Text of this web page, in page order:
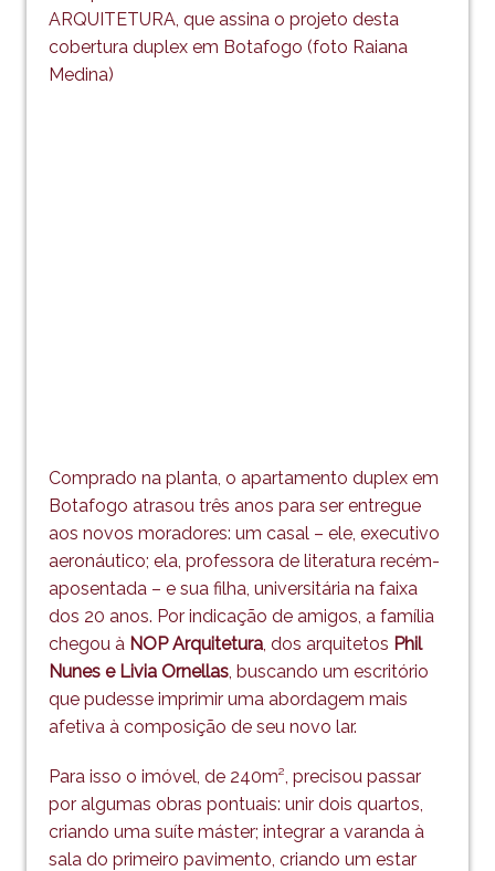
ARQUITETURA, que assina o projeto desta
cobertura duplex em Botafogo (foto Raiana
Medina)
Comprado na planta, o apartamento duplex em
Botafogo atrasou três anos para ser entregue
aos novos moradores: um casal – ele, executivo
aeronáutico; ela, professora de literatura recém-
aposentada – e sua filha, universitária na faixa
dos 20 anos. Por indicação de amigos, a família
chegou à NOP Arquitetura , dos arquitetos Phil
Nunes e Livia Ornellas , buscando um escritório
que pudesse imprimir uma abordagem mais
afetiva à composição de seu novo lar.
Para isso o imóvel, de 240m², precisou passar
por algumas obras pontuais: unir dois quartos,
criando uma suíte máster; integrar a varanda à
sala do primeiro pavimento, criando um estar